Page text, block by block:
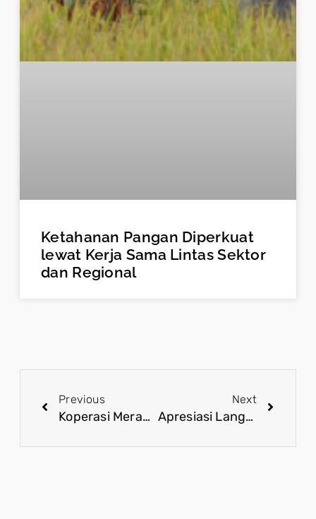
Ketahanan Pangan Diperkuat
lewat Kerja Sama Lintas Sektor
dan Regional
Previous
Koperasi Merah Putih Bukti Nyata Pemerintah Hadirkan Kesejahteraan Masyarakat
Next
Apresiasi Langkah Tegas Presiden Prabowo Selesaikan Sengketa 4 Pulau antara Aceh dan Sumatera Utara